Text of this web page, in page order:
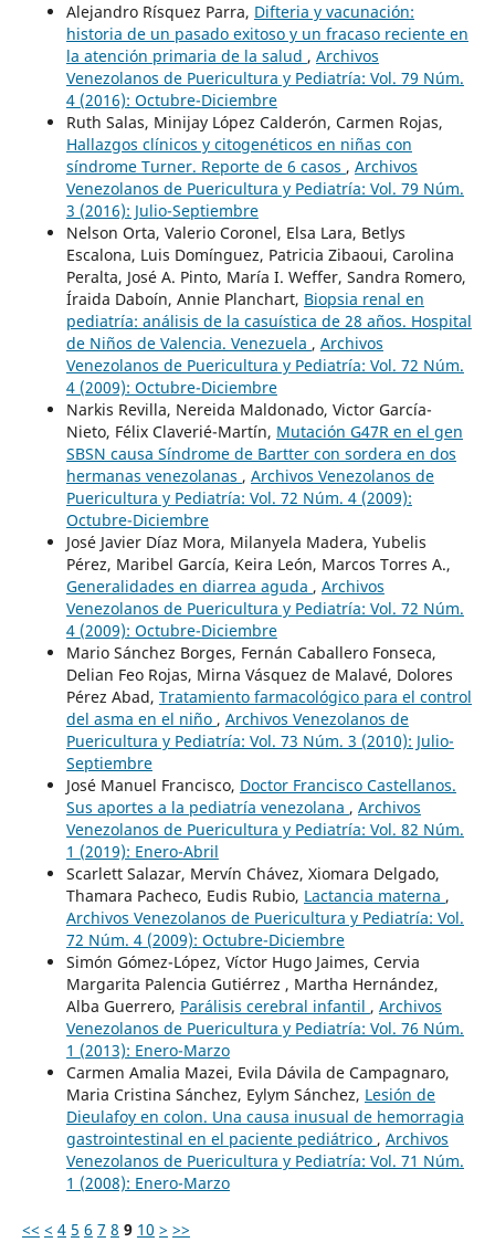
Alejandro Rísquez Parra, Difteria y vacunación:
historia de un pasado exitoso y un fracaso reciente en
la atención primaria de la salud , Archivos
Venezolanos de Puericultura y Pediatría: Vol. 79 Núm.
4 (2016): Octubre-Diciembre
Ruth Salas, Minijay López Calderón, Carmen Rojas,
Hallazgos clínicos y citogenéticos en niñas con
síndrome Turner. Reporte de 6 casos , Archivos
Venezolanos de Puericultura y Pediatría: Vol. 79 Núm.
3 (2016): Julio-Septiembre
Nelson Orta, Valerio Coronel, Elsa Lara, Betlys
Escalona, Luis Domínguez, Patricia Zibaoui, Carolina
Peralta, José A. Pinto, María I. Weffer, Sandra Romero,
Íraida Daboín, Annie Planchart, Biopsia renal en
pediatría: análisis de la casuística de 28 años. Hospital
de Niños de Valencia. Venezuela , Archivos
Venezolanos de Puericultura y Pediatría: Vol. 72 Núm.
4 (2009): Octubre-Diciembre
Narkis Revilla, Nereida Maldonado, Victor García-
Nieto, Félix Claverié-Martín, Mutación G47R en el gen
SBSN causa Síndrome de Bartter con sordera en dos
hermanas venezolanas , Archivos Venezolanos de
Puericultura y Pediatría: Vol. 72 Núm. 4 (2009):
Octubre-Diciembre
José Javier Díaz Mora, Milanyela Madera, Yubelis
Pérez, Maribel García, Keira León, Marcos Torres A.,
Generalidades en diarrea aguda , Archivos
Venezolanos de Puericultura y Pediatría: Vol. 72 Núm.
4 (2009): Octubre-Diciembre
Mario Sánchez Borges, Fernán Caballero Fonseca,
Delian Feo Rojas, Mirna Vásquez de Malavé, Dolores
Pérez Abad, Tratamiento farmacológico para el control
del asma en el niño , Archivos Venezolanos de
Puericultura y Pediatría: Vol. 73 Núm. 3 (2010): Julio-
Septiembre
José Manuel Francisco, Doctor Francisco Castellanos.
Sus aportes a la pediatría venezolana , Archivos
Venezolanos de Puericultura y Pediatría: Vol. 82 Núm.
1 (2019): Enero-Abril
Scarlett Salazar, Mervín Chávez, Xiomara Delgado,
Thamara Pacheco, Eudis Rubio, Lactancia materna ,
Archivos Venezolanos de Puericultura y Pediatría: Vol.
72 Núm. 4 (2009): Octubre-Diciembre
Simón Gómez-López, Víctor Hugo Jaimes, Cervia
Margarita Palencia Gutiérrez , Martha Hernández,
Alba Guerrero, Parálisis cerebral infantil , Archivos
Venezolanos de Puericultura y Pediatría: Vol. 76 Núm.
1 (2013): Enero-Marzo
Carmen Amalia Mazei, Evila Dávila de Campagnaro,
Maria Cristina Sánchez, Eylym Sánchez, Lesión de
Dieulafoy en colon. Una causa inusual de hemorragia
gastrointestinal en el paciente pediátrico , Archivos
Venezolanos de Puericultura y Pediatría: Vol. 71 Núm.
1 (2008): Enero-Marzo
<< < 4 5 6 7 8 9 10 > >>